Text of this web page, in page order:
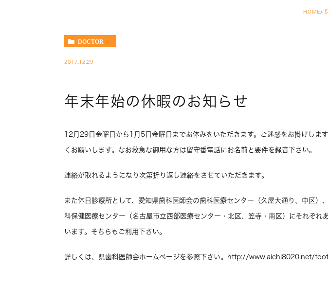
HOME
DOCTOR
2017.12.29
年末年始の休暇のお知らせ
12月29日金曜日から1月5日金曜日までお休みをいただきます。ご迷惑をお掛けしま
くお願いします。なお救急な御用な方は留守番電話にお名前と要件を録音下さい。
連絡が取れるようになり次第折り返し連絡をさせていただきます。
また休日診療所として、愛知県歯科医師会の歯科医療センター（久屋大通り、中区）
科保健医療センター（名古屋市立西部医療センター・北区、笠寺・南区）にそれぞれ
います。そちらもご利用下さい。
詳しくは、県歯科医師会ホームページを参照下さい。http://www.aichi8020.net/